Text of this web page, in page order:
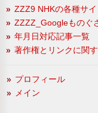
ZZZ9 NHKの各種サイ
ZZZZ_Googleものぐ
年月日対応記事一覧
著作権とリンクに関
プロフィール
メイン